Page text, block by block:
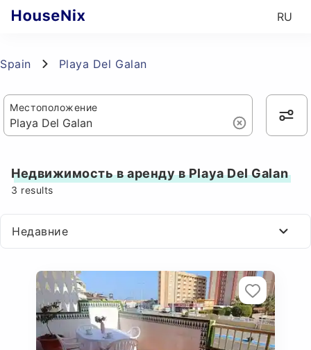
RU
Spain Playa Del Galan
Местоположение
Недвижимость в аренду в Playa Del Galan
3 results
Недавние